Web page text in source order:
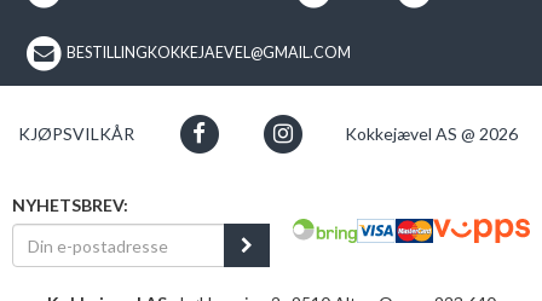
BESTILLINGKOKKEJAEVEL@GMAIL.COM
KJØPSVILKÅR Kokkejævel AS @ 2026
NYHETSBREV: